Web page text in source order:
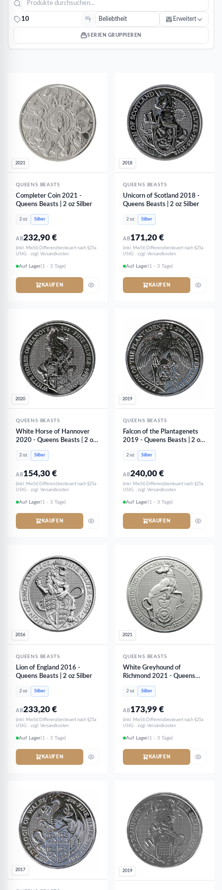
10 Erweitert
SERIEN GRUPPIEREN
2021
QUEENS BEASTS
Completer Coin 2021 -
Queens Beasts | 2 oz Silber
2 oz Silber
AB232,90€
(inkl. MwSt) Differenzbesteuert nach §25a
UStG. · zzgl. Versandkosten
Auf Lager(1 - 3 Tage)
KAUFEN
2018
QUEENS BEASTS
Unicorn of Scotland 2018 -
Queens Beasts | 2 oz Silber
2 oz Silber
AB 171,20€
(inkl. MwSt) Differenzbesteuert nach §25a
UStG. · zzgl. Versandkosten
Auf Lager(1 - 3 Tage)
KAUFEN
2020
QUEENS BEASTS
White Horse of Hannover
2020 - Queens Beasts | 2 oz
Silber
2 oz Silber
AB 154,30€
(inkl. MwSt) Differenzbesteuert nach §25a
UStG. · zzgl. Versandkosten
Auf Lager(1 - 3 Tage)
KAUFEN
2019
QUEENS BEASTS
Falcon of the Plantagenets
2019 - Queens Beasts | 2 oz
Silber
2 oz Silber
AB240,00€
(inkl. MwSt) Differenzbesteuert nach §25a
UStG. · zzgl. Versandkosten
Auf Lager(1 - 3 Tage)
KAUFEN
2016
QUEENS BEASTS
Lion of England 2016 -
Queens Beasts | 2 oz Silber
2 oz Silber
AB233,20€
(inkl. MwSt) Differenzbesteuert nach §25a
UStG. · zzgl. Versandkosten
Auf Lager(1 - 3 Tage)
KAUFEN
2021
QUEENS BEASTS
White Greyhound of
Richmond 2021 - Queens
Beasts | 2 oz Silber
2 oz Silber
AB 173,99€
(inkl. MwSt) Differenzbesteuert nach §25a
UStG. · zzgl. Versandkosten
Auf Lager(1 - 3 Tage)
KAUFEN
2017 2019